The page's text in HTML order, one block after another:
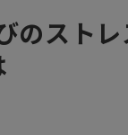
ストレ